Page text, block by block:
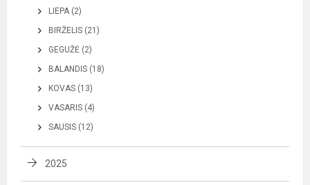
LIEPA (2)
BIRŽELIS (21)
GEGUŽĖ (2)
BALANDIS (18)
KOVAS (13)
VASARIS (4)
SAUSIS (12)
2025